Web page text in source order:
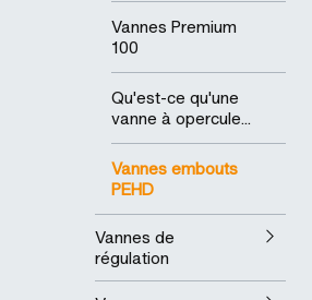
Vannes Premium
100
Qu'est-ce qu'une
vanne à opercule...
Vannes embouts
PEHD
Vannes de
régulation